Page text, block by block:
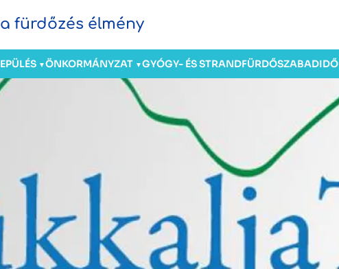
fürdőzés élmény
▼ÖNKORMÁNYZAT ▼GYÓGY- ÉS STRANDFÜRDŐSZABADIDŐ